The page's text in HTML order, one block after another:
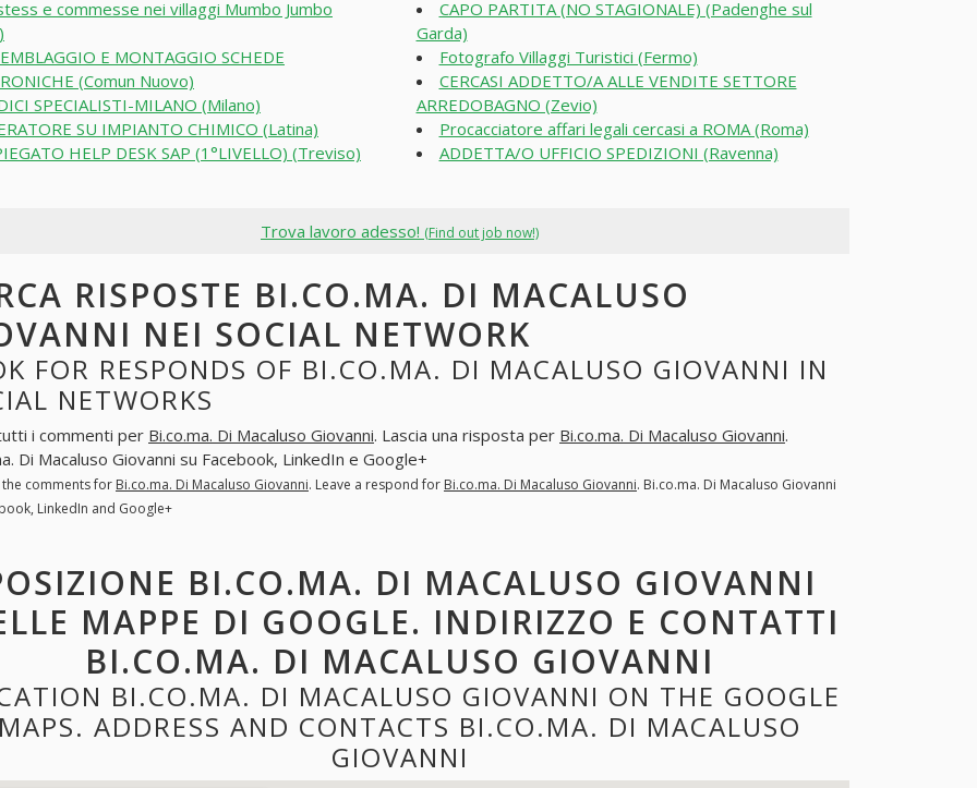
e commesse nei villaggi Mumbo Jumbo
E MONTAGGIO SCHEDE
(Comun Nuovo)
SPECIALISTI-MILANO (Milano)
SU IMPIANTO CHIMICO (Latina)
HELP DESK SAP (1°LIVELLO) (Treviso)
CAPO PARTITA (NO STAGIONALE) (Padenghe sul
Garda)
Fotografo Villaggi Turistici (Fermo)
CERCASI ADDETTO/A ALLE VENDITE SETTORE
ARREDOBAGNO (Zevio)
Procacciatore affari legali cercasi a ROMA (Roma)
ADDETTA/O UFFICIO SPEDIZIONI (Ravenna)
Trova lavoro adesso! (Find out job now!)
RISPOSTE BI.CO.MA. DI MACALUSO
NEI SOCIAL NETWORK
FOR RESPONDS OF BI.CO.MA. DI MACALUSO GIOVANNI IN
NETWORKS
i commenti per Bi.co.ma. Di Macaluso Giovanni. Lascia una risposta per Bi.co.ma. Di Macaluso Giovanni.
Di Macaluso Giovanni su Facebook, LinkedIn e Google+
the comments for Bi.co.ma. Di Macaluso Giovanni. Leave a respond for Bi.co.ma. Di Macaluso Giovanni. Bi.co.ma. Di Macaluso Giovanni
LinkedIn and Google+
BI.CO.MA. DI MACALUSO GIOVANNI
MAPPE DI GOOGLE. INDIRIZZO E CONTATTI
BI.CO.MA. DI MACALUSO GIOVANNI
BI.CO.MA. DI MACALUSO GIOVANNI ON THE GOOGLE
ADDRESS AND CONTACTS BI.CO.MA. DI MACALUSO
GIOVANNI